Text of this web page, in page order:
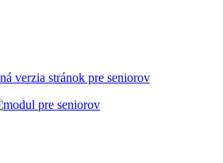
verzia stránok pre seniorov